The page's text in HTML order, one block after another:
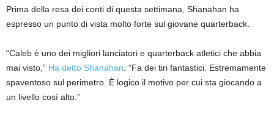
Prima della resa dei conti di questa settimana, Shanahan ha
espresso un punto di vista molto forte sul giovane quarterback.
“Caleb è uno dei migliori lanciatori e quarterback atletici che abbia
mai visto,” Ha detto Shanahan . “Fa dei tiri fantastici. Estremamente
spaventoso sul perimetro. È logico il motivo per cui sta giocando a
un livello così alto.”